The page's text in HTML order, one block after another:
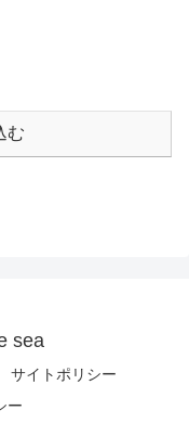
む
sea
サイトポリシー
ー